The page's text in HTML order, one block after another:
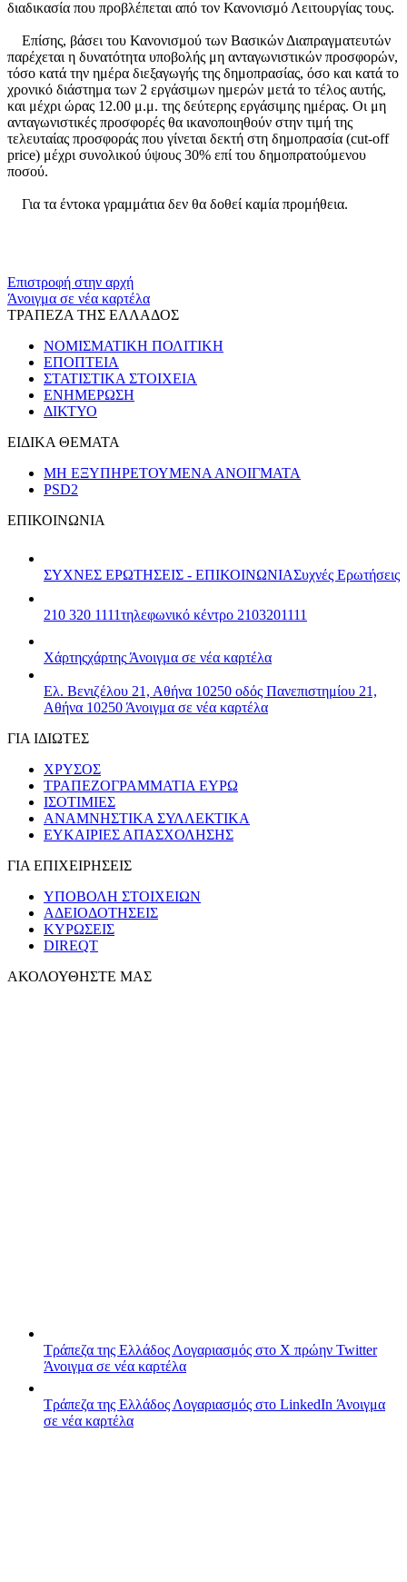
διαδικασία που προβλέπεται από τον Κανονισμό Λειτουργίας τους.
Επίσης, βάσει του Κανονισμού των Βασικών Διαπραγματευτών
παρέχεται η δυνατότητα υποβολής μη ανταγωνιστικών προσφορών,
τόσο κατά την ημέρα διεξαγωγής της δημοπρασίας, όσο και κατά το
χρονικό διάστημα των 2 εργάσιμων ημερών μετά το τέλος αυτής,
και μέχρι ώρας 12.00 μ.μ. της δεύτερης εργάσιμης ημέρας. Οι μη
ανταγωνιστικές προσφορές θα ικανοποιηθούν στην τιμή της
τελευταίας προσφοράς που γίνεται δεκτή στη δημοπρασία (cut-off
price) μέχρι συνολικού ύψους 30% επί του δημοπρατούμενου
ποσού.
Για τα έντοκα γραμμάτια δεν θα δοθεί καμία προμήθεια.
Επιστροφή στην αρχή
Άνοιγμα σε νέα καρτέλα
ΤΡΑΠΕΖΑ ΤΗΣ ΕΛΛΑΔΟΣ
ΝΟΜΙΣΜΑΤΙΚΗ ΠΟΛΙΤΙΚΗ
ΕΠΟΠΤΕΙΑ
ΣΤΑΤΙΣΤΙΚΑ ΣΤΟΙΧΕΙΑ
ΕΝΗΜΕΡΩΣΗ
ΔΙΚΤΥΟ
ΕΙΔΙΚΑ ΘΕΜΑΤΑ
ΜΗ ΕΞΥΠΗΡΕΤΟΥΜΕΝΑ ΑΝΟΙΓΜΑΤΑ
PSD2
ΕΠΙΚΟΙΝΩΝΙΑ
ΣΥΧΝΕΣ ΕΡΩΤΗΣΕΙΣ - ΕΠΙΚΟΙΝΩΝΙΑΣυχνές Ερωτήσεις
210 320 1111τηλεφωνικό κέντρο 2103201111
Χάρτηςχάρτης Άνοιγμα σε νέα καρτέλα
Ελ. Βενιζέλου 21, Αθήνα 10250 οδός Πανεπιστημίου 21,
Αθήνα 10250 Άνοιγμα σε νέα καρτέλα
ΓΙΑ ΙΔΙΩΤΕΣ
ΧΡΥΣΟΣ
ΤΡΑΠΕΖΟΓΡΑΜΜΑΤΙΑ ΕΥΡΩ
ΙΣΟΤΙΜΙΕΣ
ΑΝΑΜΝΗΣΤΙΚΑ ΣΥΛΛΕΚΤΙΚΑ
ΕΥΚΑΙΡΙΕΣ ΑΠΑΣΧΟΛΗΣΗΣ
ΓΙΑ ΕΠΙΧΕΙΡΗΣΕΙΣ
ΥΠΟΒΟΛΗ ΣΤΟΙΧΕΙΩΝ
ΑΔΕΙΟΔΟΤΗΣΕΙΣ
ΚΥΡΩΣΕΙΣ
DIREQT
ΑΚΟΛΟΥΘΗΣΤΕ ΜΑΣ
Τράπεζα της Ελλάδος Λογαριασμός στο X πρώην Twitter
Άνοιγμα σε νέα καρτέλα
Τράπεζα της Ελλάδος Λογαριασμός στο LinkedIn Άνοιγμα
σε νέα καρτέλα